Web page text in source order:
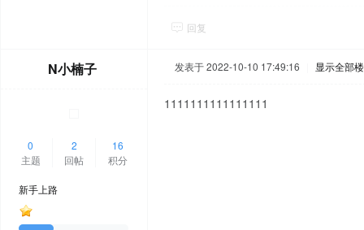
回复
N小楠子
0
主题
2
回帖
16
积分
新手上路
发表于 2022-10-10 17:49:16 显示全部
1111111111111111